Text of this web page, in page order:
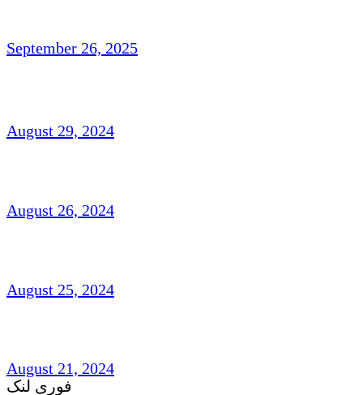
September 26, 2025
August 29, 2024
August 26, 2024
August 25, 2024
August 21, 2024
فوری لنک